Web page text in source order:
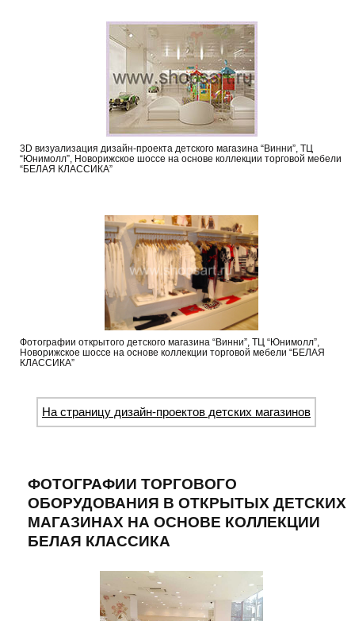
3D визуализация дизайн-проекта детского магазина “Винни”, ТЦ
“Юнимолл”, Новорижское шоссе на основе коллекции торговой мебели
“БЕЛАЯ КЛАССИКА”
Фотографии открытого детского магазина “Винни”, ТЦ “Юнимолл”,
Новорижское шоссе на основе коллекции торговой мебели “БЕЛАЯ
КЛАССИКА”
На страницу дизайн-проектов детских магазинов
ФОТОГРАФИИ ТОРГОВОГО
ОБОРУДОВАНИЯ В ОТКРЫТЫХ ДЕТСКИХ
МАГАЗИНАХ НА ОСНОВЕ КОЛЛЕКЦИИ
БЕЛАЯ КЛАССИКА